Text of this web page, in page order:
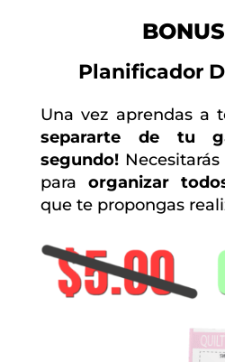
Planificador
Una vez aprendas a
separarte de tu
segundo!Necesitarás
para organizar
que te propongas